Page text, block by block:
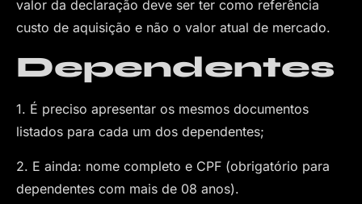
valor da declaração deve ser ter como referência
custo de aquisição e não o valor atual de mercado.
Dependentes
1. É preciso apresentar os mesmos documentos
listados para cada um dos dependentes;
2. E ainda: nome completo e CPF (obrigatório para
dependentes com mais de 08 anos).